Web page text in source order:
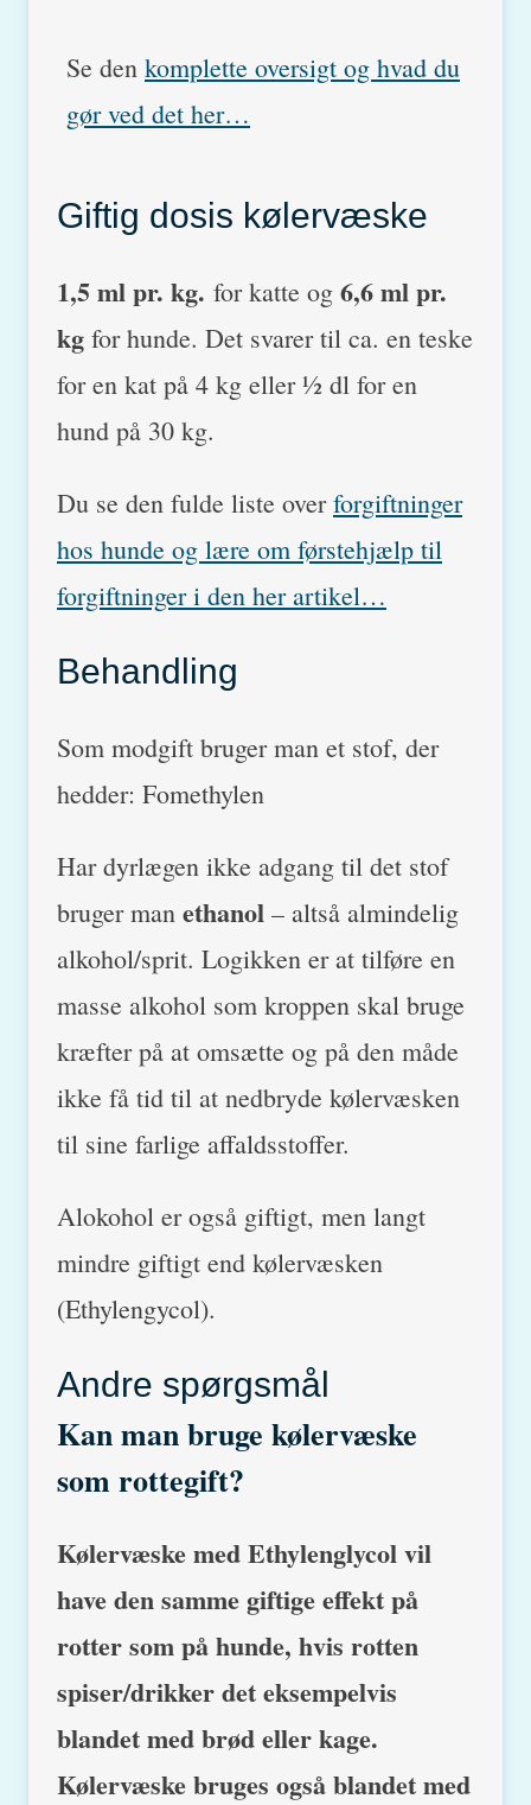
Se den komplette oversigt og hvad du
gør ved det her…
Giftig dosis kølervæske
1,5 ml pr. kg. for katte og 6,6 ml pr.
kg for hunde. Det svarer til ca. en teske
for en kat på 4 kg eller ½ dl for en
hund på 30 kg.
Du se den fulde liste overforgiftninger
hos hunde og lære om førstehjælp til
forgiftninger i den her artikel…
Behandling
Som modgift bruger man et stof, der
hedder: Fomethylen
Har dyrlægen ikke adgang til det stof
bruger man ethanol – altså almindelig
alkohol/sprit. Logikken er at tilføre en
masse alkohol som kroppen skal bruge
kræfter på at omsætte og på den måde
ikke få tid til at nedbryde kølervæsken
til sine farlige affaldsstoffer.
Alokohol er også giftigt, men langt
mindre giftigt end kølervæsken
(Ethylengycol).
Andre spørgsmål
Kan man bruge kølervæske
som rottegift?
Kølervæske med Ethylenglycol vil
have den samme giftige effekt på
rotter som på hunde, hvis rotten
spiser/drikker det eksempelvis
blandet med brød eller kage.
Kølervæske bruges også blandet med